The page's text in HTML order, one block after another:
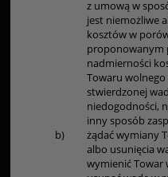
z umową w
jest niemożliwe
kosztów w
proponowanym
nadmierności
Towaru wolnego
stwierdzonej
niedogodności,
inny sposób
b)
żądać wymiany
albo usunięcia
wymienić Towar